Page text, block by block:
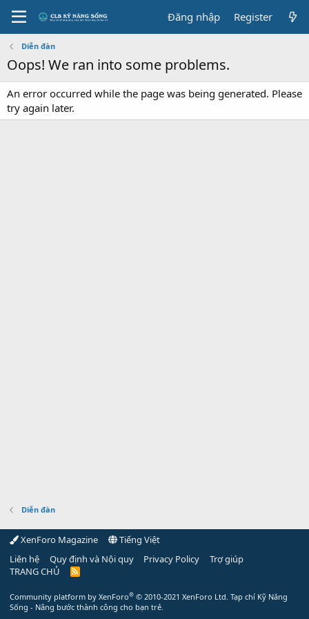
Đăng nhập Register
Diễn đàn
Oops! We ran into some problems.
An error occurred while the page was being generated. Please
try again later.
Diễn đàn
XenForo Magazine
Tiếng Việt
Liên hệ
Quy định và Nội quy Privacy Policy
Trợ giúp
TRANG CHỦ
R
Community platform by XenForo® © 2010-2021 XenForo Ltd. Tạp chí Kỹ Năng
Sống - Nâng bước thành công cho bạn trẻ.